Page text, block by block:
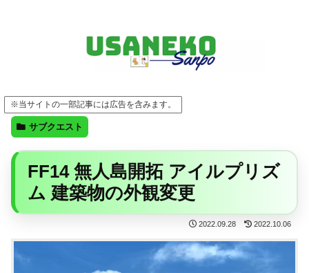
※当サイトの一部記事には広告を含みます。
サブクエスト
FF14 無人島開拓 アイルプリズ
ム 建築物の外観変更
2022.09.28 2022.10.06